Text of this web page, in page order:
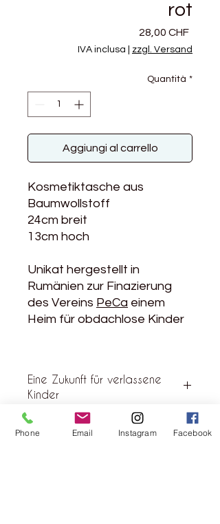
rot
28,00 CHFPrezzo
IVA inclusa zzgl. Versand
Quantità *
Aggiungi al carrello
Kosmetiktasche aus
Baumwollstoff
24cm breit
13cm hoch
Unikat hergestellt in
Rumänien zur Finazierung
des Vereins PeCa einem
Heim für obdachlose Kinder
Eine Zukunft für verlassene
Kinder
Der Verein PeCa führt ein Heim für
verlassene Kinder in Rumänien.
Phone Email Instagram Facebook